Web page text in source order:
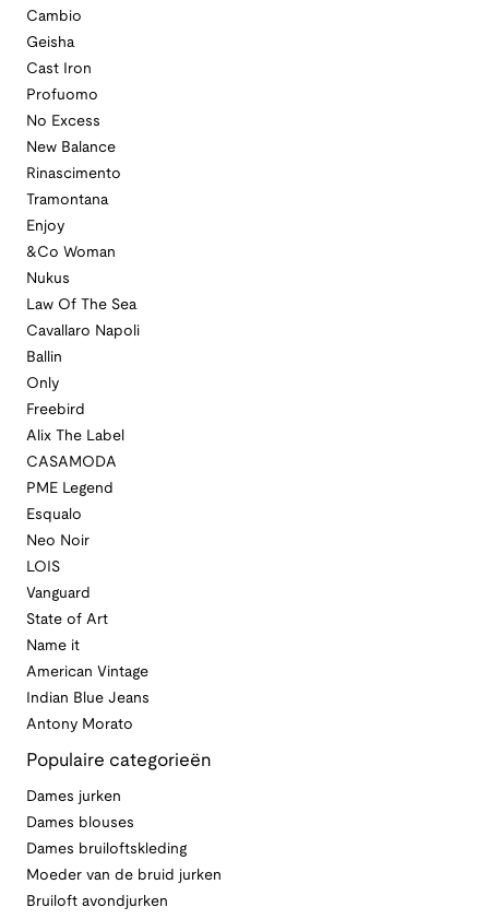
Cambio
Geisha
Cast Iron
Profuomo
No Excess
New Balance
Rinascimento
Tramontana
Enjoy
&Co Woman
Nukus
Law Of The Sea
Cavallaro Napoli
Ballin
Only
Freebird
Alix The Label
CASAMODA
PME Legend
Esqualo
Neo Noir
LOIS
Vanguard
State of Art
Name it
American Vintage
Indian Blue Jeans
Antony Morato
Populaire categorieën
Dames jurken
Dames blouses
Dames bruiloftskleding
Moeder van de bruid jurken
Bruiloft avondjurken